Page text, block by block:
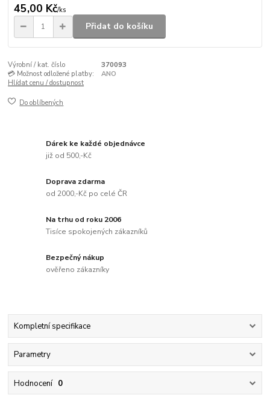
45,00 Kč/ks
Přidat do košíku
Výrobní / kat. číslo
370093
💳 Možnost odložené platby:
ANO
Hlídat cenu / dostupnost
Do oblíbených
Dárek ke každé objednávce
již od 500,-Kč
Doprava zdarma
od 2000,-Kč po celé ČR
Na trhu od roku 2006
Tisíce spokojených zákazníků
Bezpečný nákup
ověřeno zákazníky
Kompletní specifikace
Parametry
Hodnocení 0